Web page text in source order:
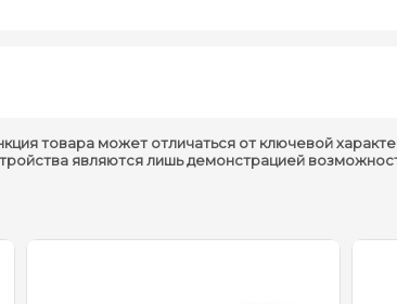
: SECC
товара может отличаться от ключевой
являются лишь демонстрацией